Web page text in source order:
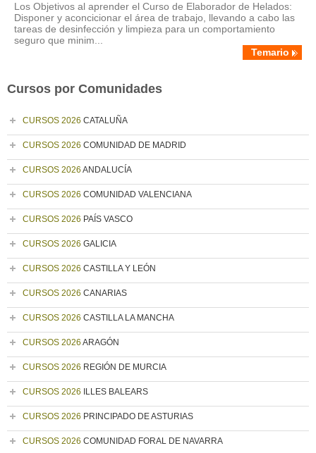
Los Objetivos al aprender el Curso de Elaborador de Helados:
Disponer y aconcicionar el área de trabajo, llevando a cabo las
tareas de desinfección y limpieza para un comportamiento
seguro que minim...
Temario
Cursos por Comunidades
CURSOS 2026 CATALUÑA
CURSOS 2026 COMUNIDAD DE MADRID
CURSOS 2026 ANDALUCÍA
CURSOS 2026 COMUNIDAD VALENCIANA
CURSOS 2026 PAÍS VASCO
CURSOS 2026 GALICIA
CURSOS 2026 CASTILLA Y LEÓN
CURSOS 2026 CANARIAS
CURSOS 2026 CASTILLA LA MANCHA
CURSOS 2026 ARAGÓN
CURSOS 2026 REGIÓN DE MURCIA
CURSOS 2026 ILLES BALEARS
CURSOS 2026 PRINCIPADO DE ASTURIAS
CURSOS 2026 COMUNIDAD FORAL DE NAVARRA